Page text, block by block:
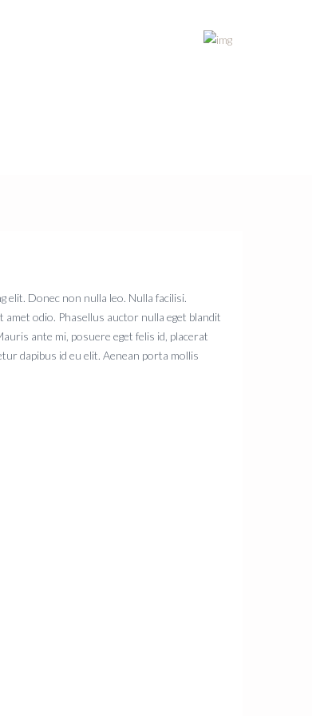
elit. Donec non nulla leo. Nulla facilisi.
odio. Phasellus auctor nulla eget blandit
ante mi, posuere eget felis id, placerat
dapibus id eu elit. Aenean porta mollis